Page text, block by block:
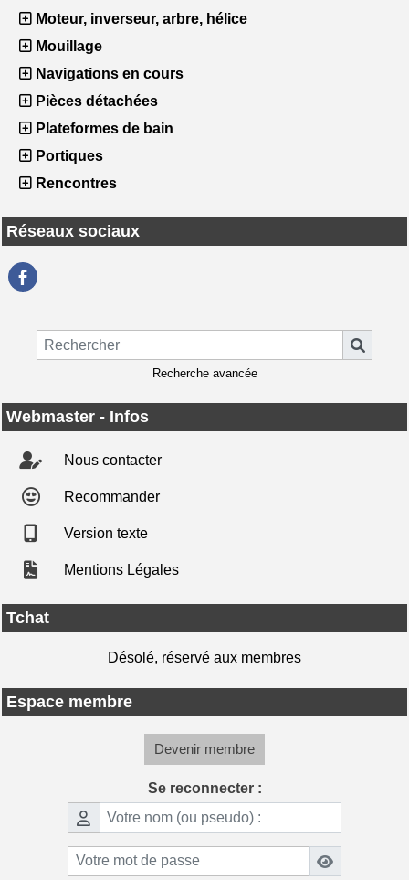
Moteur, inverseur, arbre, hélice
Mouillage
Navigations en cours
Pièces détachées
Plateformes de bain
Portiques
Rencontres
Réseaux sociaux
Recherche avancée
Webmaster - Infos
Nous contacter
Recommander
Version texte
Mentions Légales
Tchat
Désolé, réservé aux membres
Espace membre
Devenir membre
Se reconnecter :